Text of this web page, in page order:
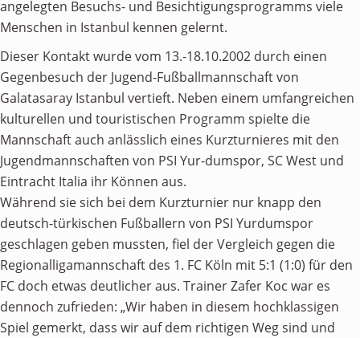
angelegten Besuchs- und Besichtigungsprogramms viele
Menschen in Istanbul kennen gelernt.
Dieser Kontakt wurde vom 13.-18.10.2002 durch einen
Gegenbesuch der Jugend-Fußballmannschaft von
Galatasaray Istanbul vertieft. Neben einem umfangreichen
kulturellen und touristischen Programm spielte die
Mannschaft auch anlässlich eines Kurzturnieres mit den
Jugendmannschaften von PSI Yur-dumspor, SC West und
Eintracht Italia ihr Können aus.
Während sie sich bei dem Kurzturnier nur knapp den
deutsch-türkischen Fußballern von PSI Yurdumspor
geschlagen geben mussten, fiel der Vergleich gegen die
Regionalligamannschaft des 1. FC Köln mit 5:1 (1:0) für den
FC doch etwas deutlicher aus. Trainer Zafer Koc war es
dennoch zufrieden: „Wir haben in diesem hochklassigen
Spiel gemerkt, dass wir auf dem richtigen Weg sind und